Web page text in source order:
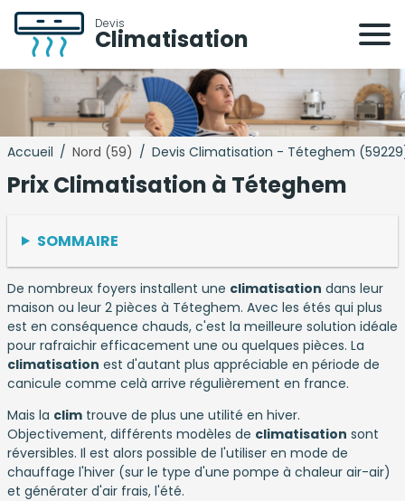
Devis
Climatisation
Accueil / Nord (59) / Devis Climatisation - Téteghem
Prix Climatisation à Téteghem
SOMMAIRE
De nombreux foyers installent une climatisation dans leur
maison ou leur 2 pièces à Téteghem. Avec les étés qui plus
est en conséquence chauds, c'est la meilleure solution idéale
pour rafraichir efficacement une ou quelques pièces. La
climatisation est d'autant plus appréciable en période de
canicule comme celà arrive régulièrement en france.
Mais la clim trouve de plus une utilité en hiver.
Objectivement, différents modèles de climatisation sont
réversibles. Il est alors possible de l'utiliser en mode de
chauffage l'hiver (sur le type d'une pompe à chaleur air-air)
et générater d'air frais, l'été.